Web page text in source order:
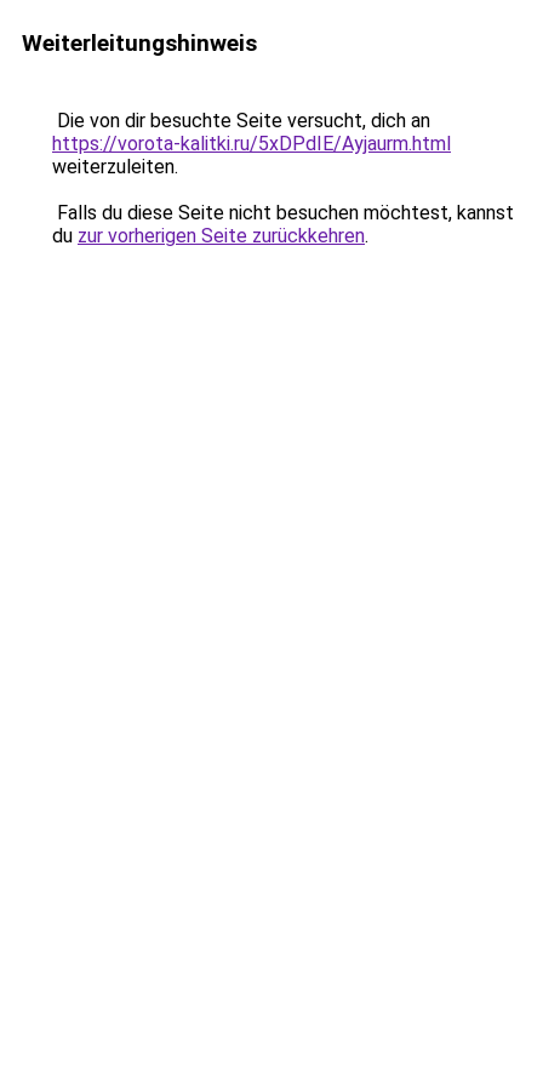
Weiterleitungshinweis
Die von dir besuchte Seite versucht, dich an
https://vorota-kalitki.ru/5xDPdIE/Ayjaurm.html
weiterzuleiten.
Falls du diese Seite nicht besuchen möchtest, kannst
du zur vorherigen Seite zurückkehren.